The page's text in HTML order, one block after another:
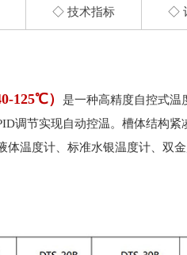
◇ 技术指标 ◇
125℃）
是一种高精度自控式温
调节实现自动控温。槽体结构
温度计、标准水银温度计、双